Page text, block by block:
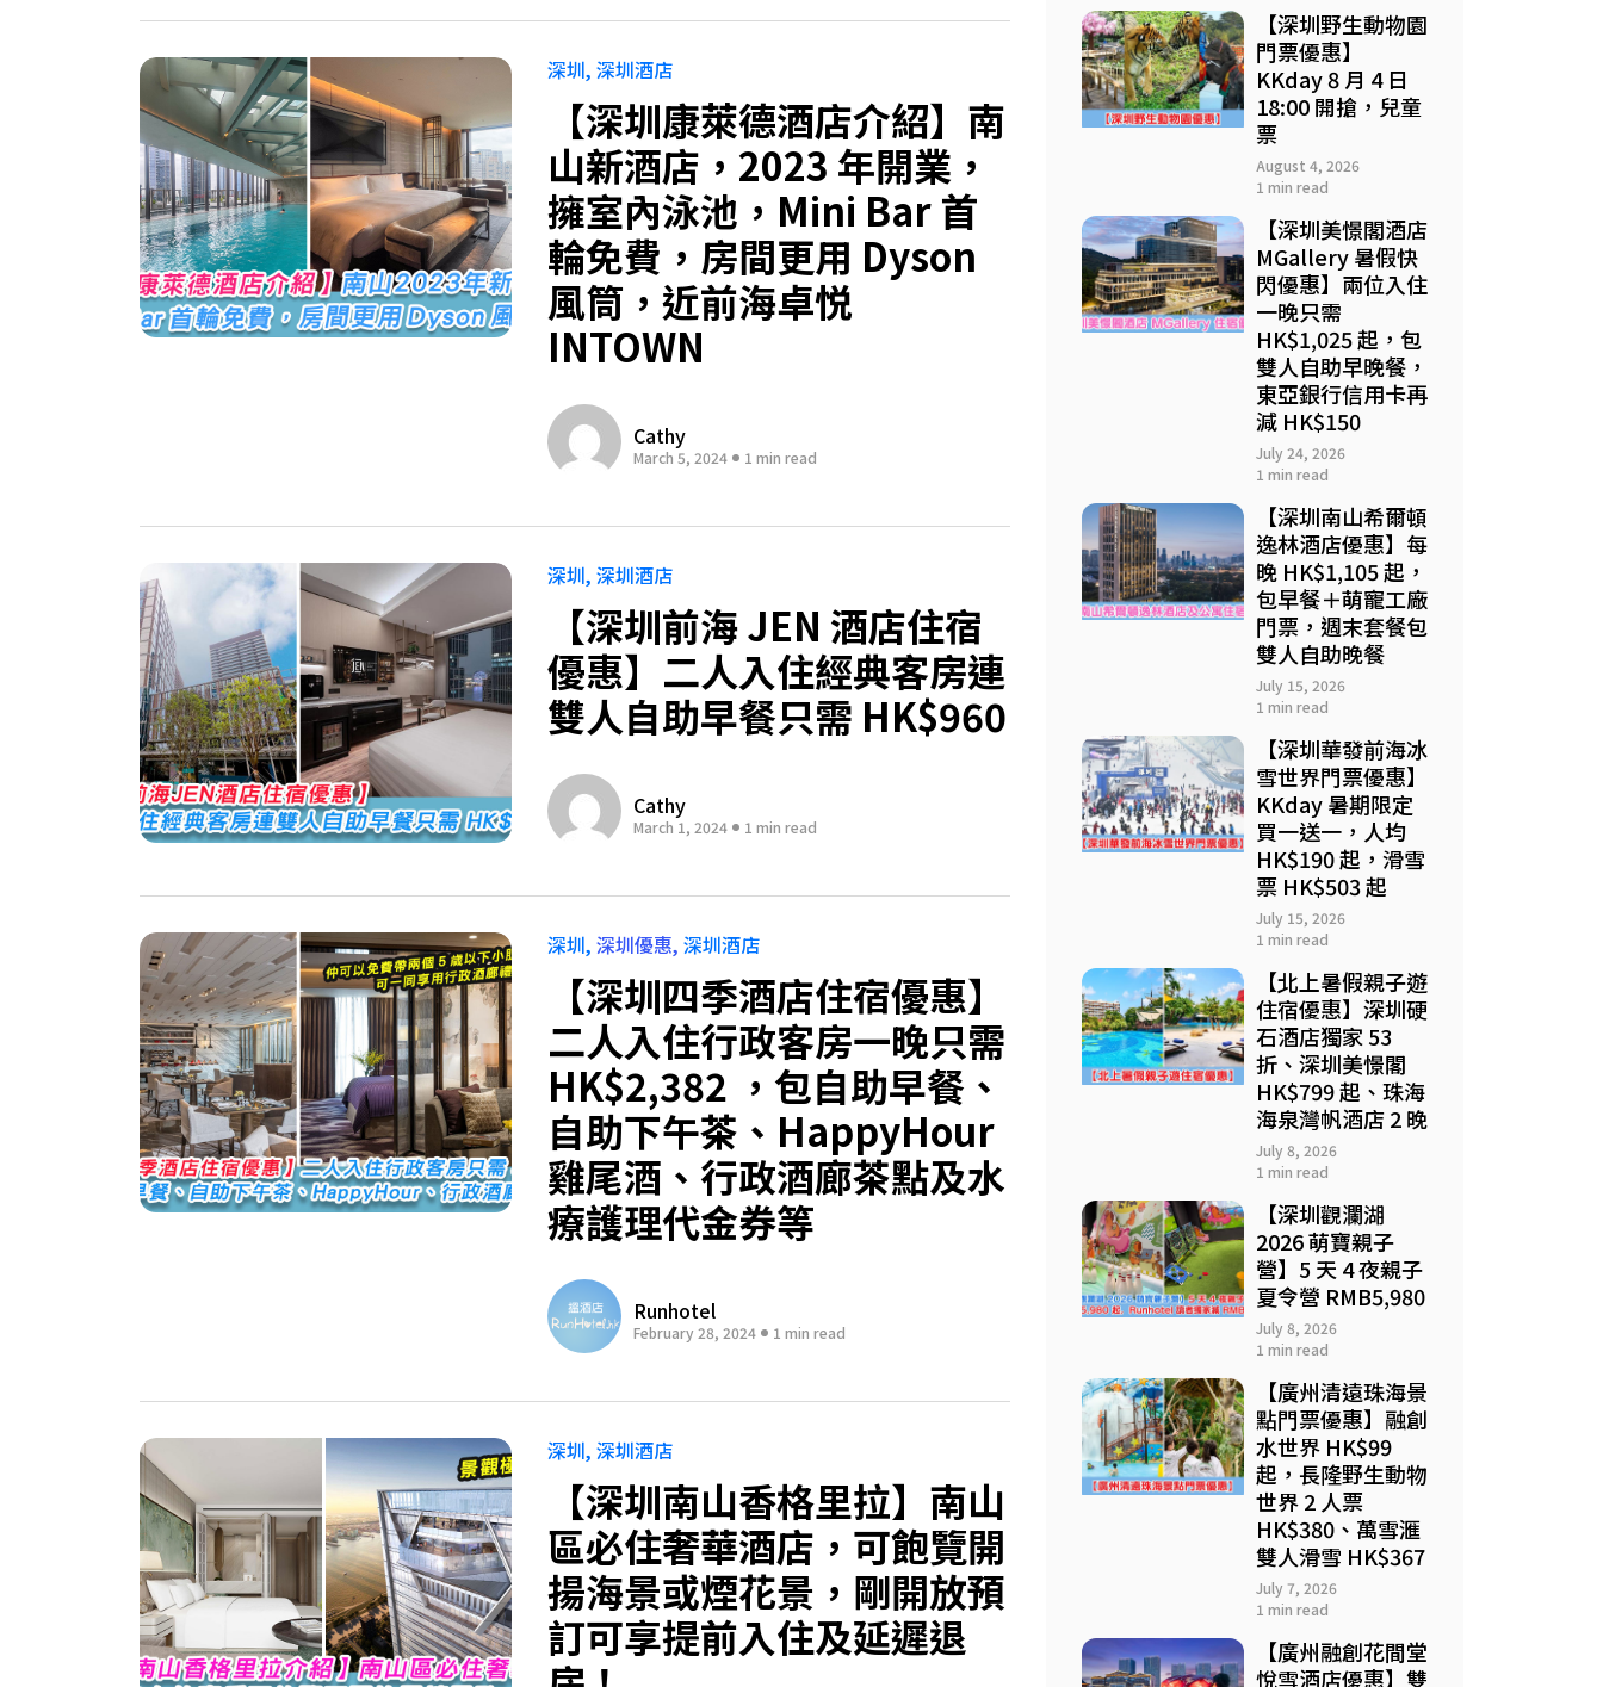
深圳 深圳酒店
【深圳康萊德酒店介紹】南
山新酒店，2023 年開業，
擁室內泳池，Mini Bar 首
輪免費，房間更用 Dyson
風筒，近前海卓悦
INTOWN
Cathy
March 5, 2024 1 min read
深圳 深圳酒店
【深圳前海 JEN 酒店住宿
優惠】二人入住經典客房連
雙人自助早餐只需 HK$960
Cathy
March 1, 2024 1 min read
深圳 深圳優惠 深圳酒店
【深圳四季酒店住宿優惠】
二人入住行政客房一晚只需
HK$2,382 ，包自助早餐、
自助下午茶、HappyHour
雞尾酒、行政酒廊茶點及水
療護理代金券等
Runhotel
February 28, 2024 1 min read
深圳 深圳酒店
【深圳南山香格里拉】南山
區必住奢華酒店，可飽覽開
揚海景或煙花景，剛開放預
訂可享提前入住及延遲退
【深圳野生動物園
門票優惠】
KKday 8 月 4 日
18:00 開搶，兒童
票
August 4, 2026
1 min read
【深圳美憬閣酒店
MGallery 暑假快
閃優惠】兩位入住
一晚只需
HK$1,025 起，包
雙人自助早晚餐，
東亞銀行信用卡再
減 HK$150
July 24, 2026
1 min read
【深圳南山希爾頓
逸林酒店優惠】每
晚 HK$1,105 起，
包早餐＋萌寵工廠
門票，週末套餐包
雙人自助晚餐
July 15, 2026
1 min read
【深圳華發前海冰
雪世界門票優惠】
KKday 暑期限定
買一送一，人均
HK$190 起，滑雪
票 HK$503 起
July 15, 2026
1 min read
【北上暑假親子遊
住宿優惠】深圳硬
石酒店獨家 53
折、深圳美憬閣
HK$799 起、珠海
海泉灣帆酒店 2 晚
July 8, 2026
1 min read
【深圳觀瀾湖
2026 萌寶親子
營】5 天 4 夜親子
夏令營 RMB5,980
July 8, 2026
1 min read
【廣州清遠珠海景
點門票優惠】融創
水世界 HK$99
起，長隆野生動物
世界 2 人票
HK$380、萬雪滙
雙人滑雪 HK$367
July 7, 2026
1 min read
【廣州融創花間堂
悅雪酒店優惠】雙